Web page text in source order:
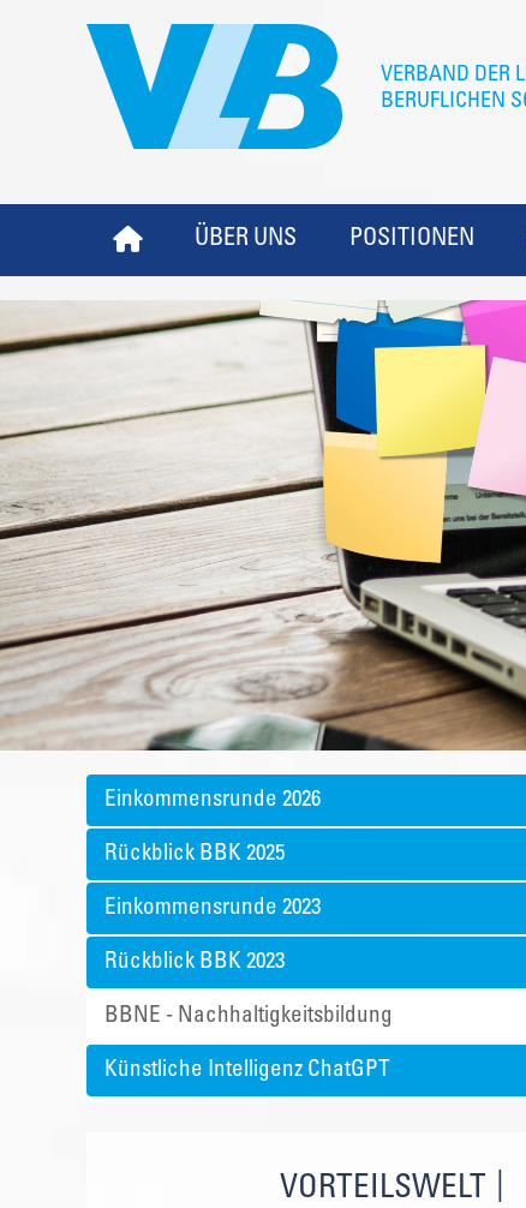
ÜBER UNS POSITIONEN
Einkommensrunde 2026
Rückblick BBK 2025
Einkommensrunde 2023
Rückblick BBK 2023
BBNE - Nachhaltigkeitsbildung
Künstliche Intelligenz ChatGPT
VORTEILSWELT